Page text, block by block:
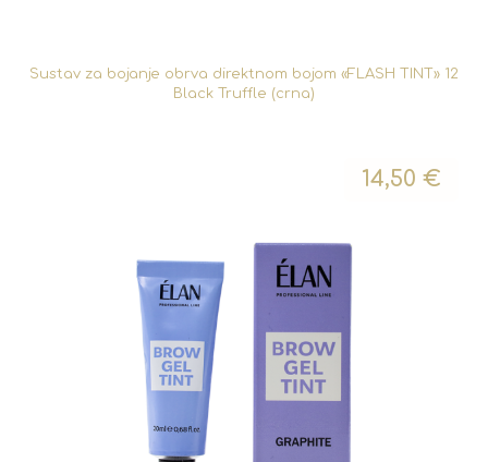
Sustav za bojanje obrva direktnom bojom «FLASH TINT» 12
Black Truffle (crna)
14,50 €